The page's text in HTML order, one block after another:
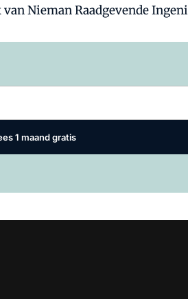
Nieman Raadgevende
1 maand gratis